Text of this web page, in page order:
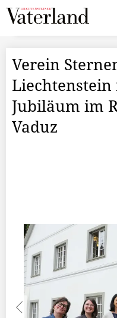
Verein
Liechtenstein
Jubiläum im
Vaduz